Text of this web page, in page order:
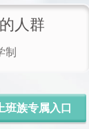
人群
制
上班族专属入口